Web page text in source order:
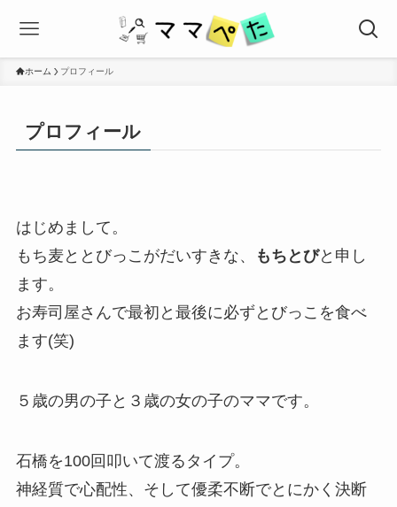
ホーム プロフィール
プロフィール
はじめまして。
もち麦ととびっこがだいすきな、
もちとびと申し
ます。
お寿司屋さんで最初と最後に必ずとびっこを食べ
ます(笑)
５歳の男の子と３歳の女の子のママです。
石橋を100回叩いて渡るタイプ。
神経質で心配性、そして優柔不断でとにかく決断